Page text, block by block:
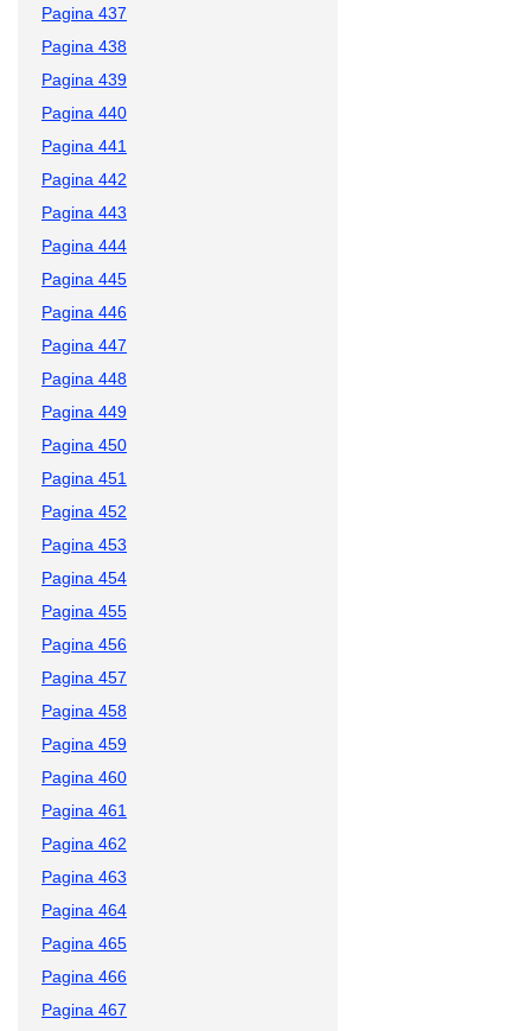
Pagina 437
Pagina 438
Pagina 439
Pagina 440
Pagina 441
Pagina 442
Pagina 443
Pagina 444
Pagina 445
Pagina 446
Pagina 447
Pagina 448
Pagina 449
Pagina 450
Pagina 451
Pagina 452
Pagina 453
Pagina 454
Pagina 455
Pagina 456
Pagina 457
Pagina 458
Pagina 459
Pagina 460
Pagina 461
Pagina 462
Pagina 463
Pagina 464
Pagina 465
Pagina 466
Pagina 467